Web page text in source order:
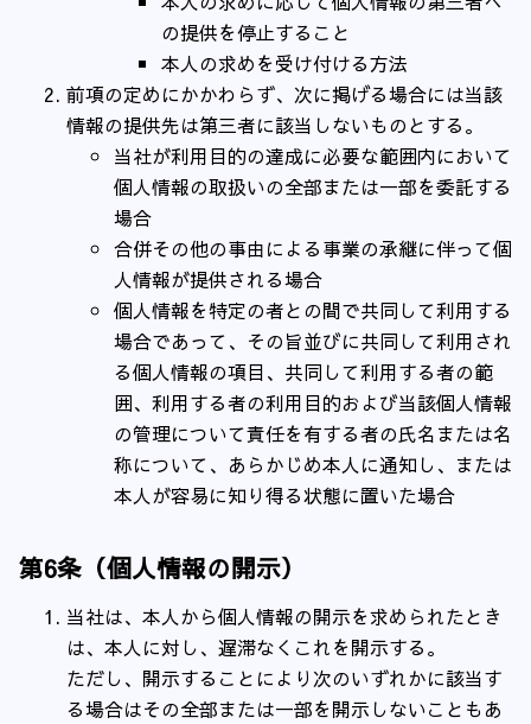
の提供を停止すること
本人の求めを受け付ける方法
前項の定めにかかわらず、次に掲げる場合には当該
情報の提供先は第三者に該当しないものとする。
当社が利用目的の達成に必要な範囲内において
個人情報の取扱いの全部または一部を委託する
場合
合併その他の事由による事業の承継に伴って個
人情報が提供される場合
個人情報を特定の者との間で共同して利用する
場合であって、その旨並びに共同して利用され
る個人情報の項目、共同して利用する者の範
囲、利用する者の利用目的および当該個人情報
の管理について責任を有する者の氏名または名
称について、あらかじめ本人に通知し、または
本人が容易に知り得る状態に置いた場合
第6条（個人情報の開示）
当社は、本人から個人情報の開示を求められたとき
は、本人に対し、遅滞なくこれを開示する。
ただし、開示することにより次のいずれかに該当す
る場合はその全部または一部を開示しないこともあ